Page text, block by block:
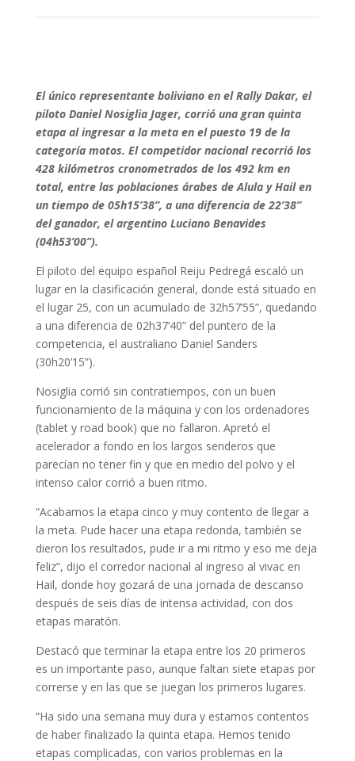
El único representante boliviano en el Rally Dakar, el
piloto Daniel Nosiglia Jager, corrió una gran quinta
etapa al ingresar a la meta en el puesto 19 de la
categoría motos. El competidor nacional recorrió los
428 kilómetros cronometrados de los 492 km en
total, entre las poblaciones árabes de Alula y Hail en
un tiempo de 05h15’38”, a una diferencia de 22’38”
del ganador, el argentino Luciano Benavides
(04h53’00”).
El piloto del equipo español Reiju Pedregá escaló un
lugar en la clasificación general, donde está situado en
el lugar 25, con un acumulado de 32h57’55”, quedando
a una diferencia de 02h37’40” del puntero de la
competencia, el australiano Daniel Sanders
(30h20’15”).
Nosiglia corrió sin contratiempos, con un buen
funcionamiento de la máquina y con los ordenadores
(tablet y road book) que no fallaron. Apretó el
acelerador a fondo en los largos senderos que
parecían no tener fin y que en medio del polvo y el
intenso calor corrió a buen ritmo.
“Acabamos la etapa cinco y muy contento de llegar a
la meta. Pude hacer una etapa redonda, también se
dieron los resultados, pude ir a mi ritmo y eso me deja
feliz”, dijo el corredor nacional al ingreso al vivac en
Hail, donde hoy gozará de una jornada de descanso
después de seis días de intensa actividad, con dos
etapas maratón.
Destacó que terminar la etapa entre los 20 primeros
es un importante paso, aunque faltan siete etapas por
correrse y en las que se juegan los primeros lugares.
“Ha sido una semana muy dura y estamos contentos
de haber finalizado la quinta etapa. Hemos tenido
etapas complicadas, con varios problemas en la